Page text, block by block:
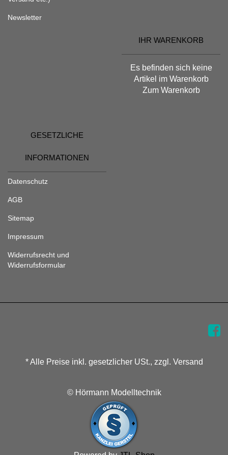
Newsletter
IHR WARENKORB
Es befinden sich keine
Artikel im Warenkorb
Zum Warenkorb
GESETZLICHE
INFORMATIONEN
Datenschutz
AGB
Sitemap
Impressum
Widerrufsrecht und
Widerrufsformular
* Alle Preise inkl. gesetzlicher USt., zzgl. Versand
© Hörmann Modelltechnik